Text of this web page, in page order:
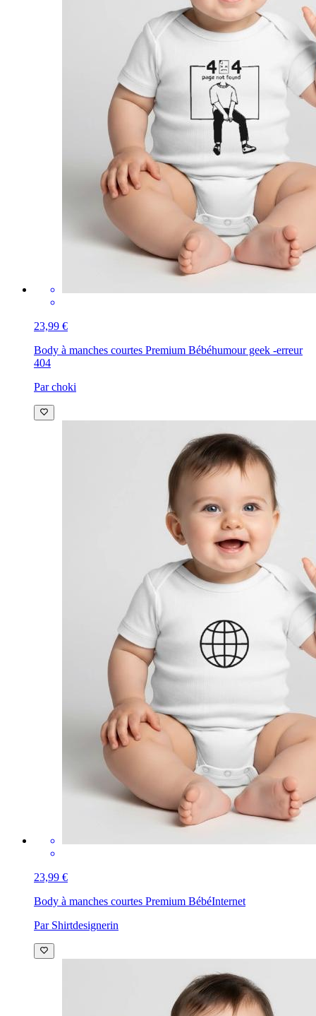
23,99 €
Body à manches courtes Premium Bébéhumour geek -erreur
404
Par choki
23,99 €
Body à manches courtes Premium BébéInternet
Par Shirtdesignerin